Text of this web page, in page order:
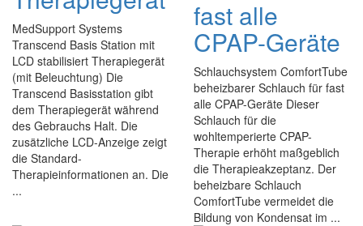
MedSupport Systems
Transcend Basis Station mit
LCD stabilisiert Therapiegerät
(mit Beleuchtung) Die
Transcend Basisstation gibt
dem Therapiegerät während
des Gebrauchs Halt. Die
zusätzliche LCD-Anzeige zeigt
die Standard-
Therapieinformationen an. Die
...
fast alle
CPAP-Geräte
Schlauchsystem ComfortTube
beheizbarer Schlauch für fast
alle CPAP-Geräte Dieser
Schlauch für die
wohltemperierte CPAP-
Therapie erhöht maßgeblich
die Therapieakzeptanz. Der
beheizbare Schlauch
ComfortTube vermeidet die
Bildung von Kondensat im ...